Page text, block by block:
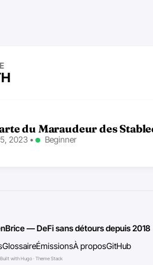
du Maraudeur des
2023 • Beginner
— DeFi sans détours depuis 2018
GlossaireÉmissionsÀ proposGitHub
Built with Hugo · Theme Stack